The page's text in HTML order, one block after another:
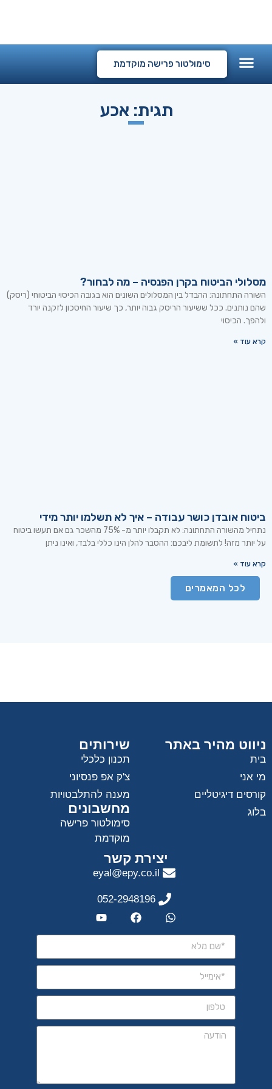
סימולטור פרישה מוקדמת
תגית: אכע
מסלולי הביטוח בקרן הפנסיה – מה לבחור?
השורה התחתונה: ההבדל בין המסלולים השונים הוא בגובה הכיסוי הביטוחי (ריסק)
שהם נותנים. ככל ששיעור הריסק גבוה יותר, כך שיעור החיסכון לזקנה יורד
ולהפך. הכיסוי
קרא עוד »
ביטוח אובדן כושר עבודה – איך לא תשלמו יותר מידי
נתחיל מהשורה התחתונה: לא תקבלו יותר מ- 75% מהשכר גם אם תעשו ביטוח
על יותר מזה! לתשומת ליבכם: ההסבר להלן הינו כללי בלבד, ואינו ניתן
קרא עוד »
לכל המאמרים
ניווט מהיר באתר
בית
מי אני
קורסים דיגיטליים
בלוג
שירותים
תכנון כלכלי
צ'ק אפ פנסיוני
מענה להתלבטויות
מחשבונים
סימולטור פרישה
מוקדמת
יצירת קשר
eyal@epy.co.il
052-2948196